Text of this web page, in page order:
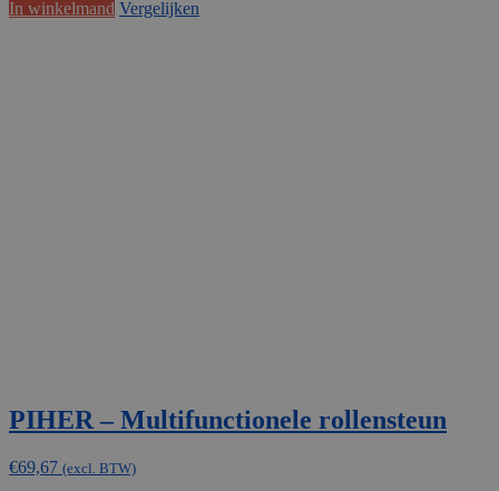
In winkelmand Vergelijken
PIHER – Multifunctionele rollensteun
€69,67 (excl. BTW)